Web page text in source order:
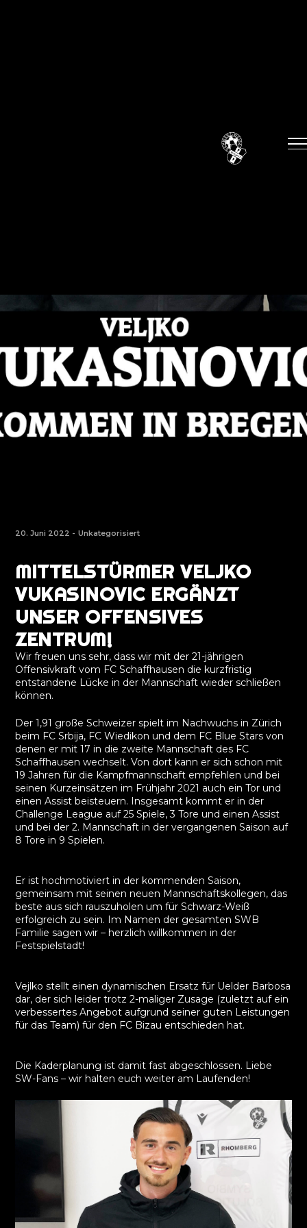
20. Juni 2022 - Unkategorisiert
MITTELSTÜRMER VELJKO
VUKASINOVIC ERGÄNZT
UNSER OFFENSIVES
ZENTRUM!
Wir freuen uns sehr, dass wir mit der 21-jährigen
Offensivkraft vom FC Schaffhausen die kurzfristig
entstandene Lücke in der Mannschaft wieder schließen
können.
Der 1,91 große Schweizer spielt im Nachwuchs in Zürich
beim FC Srbija, FC Wiedikon und dem FC Blue Stars von
denen er mit 17 in die zweite Mannschaft des FC
Schaffhausen wechselt. Von dort kann er sich schon mit
19 Jahren für die Kampfmannschaft empfehlen und bei
seinen Kurzeinsätzen im Frühjahr 2021 auch ein Tor und
einen Assist beisteuern. Insgesamt kommt er in der
Challenge League auf 25 Spiele, 3 Tore und einen Assist
und bei der 2. Mannschaft in der vergangenen Saison auf
8 Tore in 9 Spielen.
Er ist hochmotiviert in der kommenden Saison,
gemeinsam mit seinen neuen Mannschaftskollegen, das
beste aus sich rauszuholen um für Schwarz-Weiß
erfolgreich zu sein. Im Namen der gesamten SWB
Familie sagen wir – herzlich willkommen in der
Festspielstadt!
Vejlko stellt einen dynamischen Ersatz für Uelder Barbosa
dar, der sich leider trotz 2-maliger Zusage (zuletzt auf ein
verbessertes Angebot aufgrund seiner guten Leistungen
für das Team) für den FC Bizau entschieden hat.
Die Kaderplanung ist damit fast abgeschlossen. Liebe
SW-Fans – wir halten euch weiter am Laufenden!